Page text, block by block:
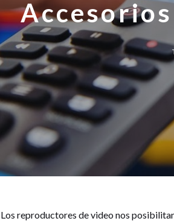
Los reproductores de video nos